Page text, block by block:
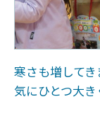
寒さも増して
気にひとつ大